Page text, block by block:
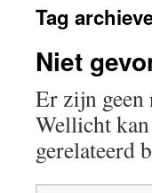
inhoud
Tag
Niet
Er zijn geen
Wellicht
gerelateerd